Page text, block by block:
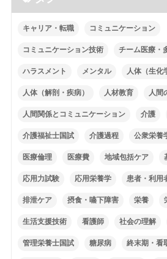
キャリア・転職 コミュニケーション
コミュニケーション技術 チーム医療・
ハラスメント メンタル 人体（生化
人体（解剖・疾病） 人材教育 人間
人間関係とコミュニケーション 介護
介護福祉士国試 介護過程 公衆栄養
医療倫理 医療費 地域包括ケア
応用力試験 応用栄養学 患者・利用
排泄ケア 摂食・嚥下障害 栄養
生活支援技術 看護師 社会の理解
管理栄養士国試 糖尿病 終末期・看